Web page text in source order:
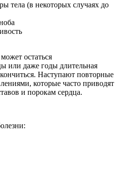
тела (в некоторых случаях до
остаться
или даже годы длительная
Наступают повторные
которые часто приводят
и порокам сердца.